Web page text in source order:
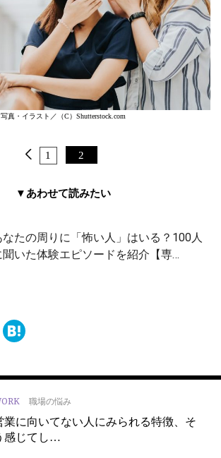
写真・イラスト／（C）Shutterstock.com
1 2
▼あわせて読みたい
なたの周りに「怖い人」はいる？100人
聞いた体験エピソードを紹介【専…
Line
職場の悩み
業に向いてない人にみられる特徴、そ
感じてし…